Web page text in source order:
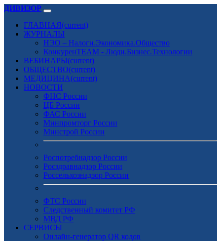
ДИВИЗОР
ГЛАВНАЯ(current)
ЖУРНАЛЫ
НЭО – Налоги.Экономика.Общество
КонкуренTEAM - Люди.Бизнес.Технологии
ВЕБИНАРЫ(current)
ОБЩЕСТВО(current)
МЕДИЦИНА(current)
НОВОСТИ
ФНС России
ЦБ России
ФАС России
Минпромторг России
Минстрой России
Роспотребнадзор России
Росздравнадзор России
Россельхознадзор России
ФТС России
Следственный комитет РФ
МВД РФ
СЕРВИСЫ
Онлайн-генератор QR кодов